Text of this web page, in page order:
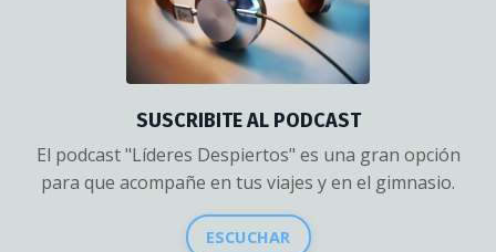
SUSCRIBITE AL PODCAST
El podcast "Líderes Despiertos" es una gran opción
para que acompañe en tus viajes y en el gimnasio.
ESCUCHAR